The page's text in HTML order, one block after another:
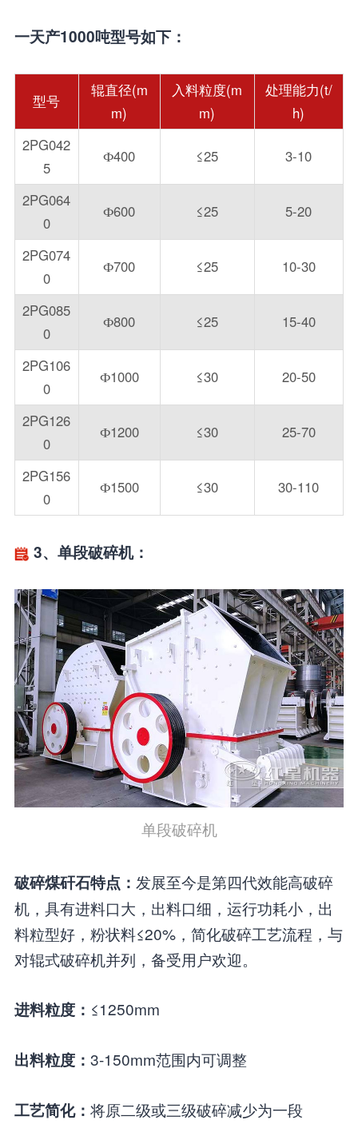
一天产1000吨型号如下：
型号
辊直径(m
m)
入料粒度(m
m)
处理能力(t/
h)
2PG042
5
Ф400 ≤25 3-10
2PG064
0
Ф600 ≤25 5-20
2PG074
0
Ф700 ≤25 10-30
2PG085
0
Ф800 ≤25 15-40
2PG106
0
Ф1000 ≤30 20-50
2PG126
0
Ф1200 ≤30 25-70
2PG156
0
Ф1500 ≤30 30-110
3、单段破碎机：
单段破碎机
破碎煤矸石特点： 发展至今是第四代效能高破碎
机，具有进料口大，出料口细，运行功耗小，出
料粒型好，粉状料≤20%，简化破碎工艺流程，与
对辊式破碎机并列，备受用户欢迎。
进料粒度： ≤1250mm
出料粒度： 3-150mm范围内可调整
工艺简化： 将原二级或三级破碎减少为一段